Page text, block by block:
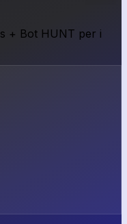
+ Bot HUNT per i